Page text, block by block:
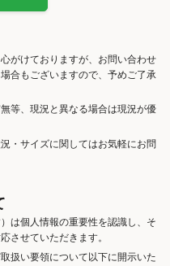
がけておりますが、お問い合わせ
合もございますので、予めご了承
等、現況と異なる場合は現況が優
・サイズに関してはお気軽にお問
は個人情報の重要性を認識し、そ
させていただきます。
扱い要領について以下に開示いた